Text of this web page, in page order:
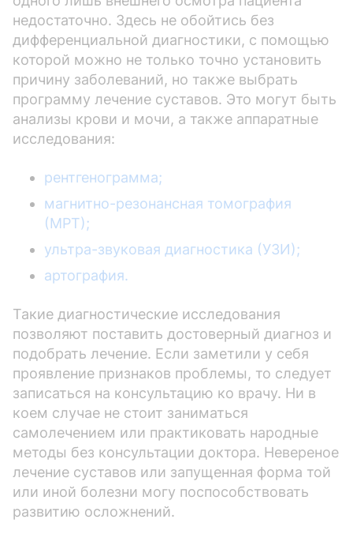
недостаточно. Здесь не обойтись без
дифференциальной диагностики, с помощью
которой можно не только точно установить
причину заболеваний, но также выбрать
программу лечение суставов. Это могут быть
анализы крови и мочи, а также аппаратные
исследования:
рентгенограмма;
магнитно-резонансная томография
(МРТ);
ультра-звуковая диагностика (УЗИ);
артография.
Такие диагностические исследования
позволяют поставить достоверный диагноз и
подобрать лечение. Если заметили у себя
проявление признаков проблемы, то следует
записаться на консультацию ко врачу. Ни в
коем случае не стоит заниматься
самолечением или практиковать народные
методы без консультации доктора. Невереное
лечение суставов или запущенная форма той
или иной болезни могу поспособствовать
развитию осложнений.